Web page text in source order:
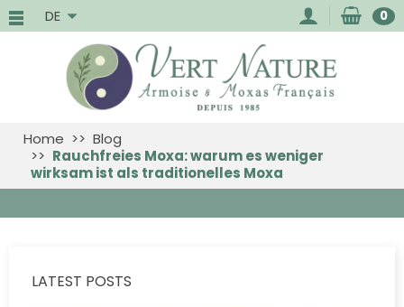
DE 0
Home
Blog
Rauchfreies Moxa: warum es weniger
wirksam ist als traditionelles Moxa
LATEST POSTS